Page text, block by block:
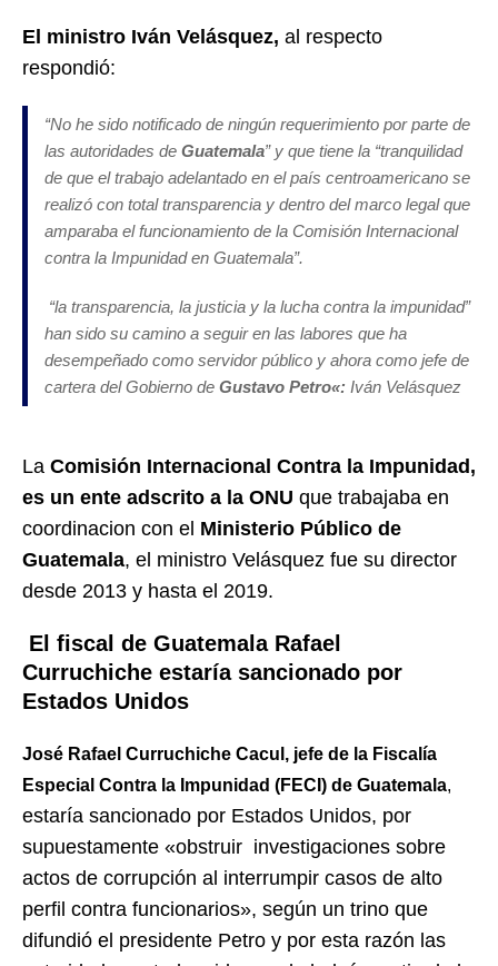
El ministro Iván Velásquez, al respecto
respondió:
“No he sido notificado de ningún requerimiento por parte de
las autoridades de Guatemala” y que tiene la “tranquilidad
de que el trabajo adelantado en el país centroamericano se
realizó con total transparencia y dentro del marco legal que
amparaba el funcionamiento de la Comisión Internacional
contra la Impunidad en Guatemala”.
“la transparencia, la justicia y la lucha contra la impunidad”
han sido su camino a seguir en las labores que ha
desempeñado como servidor público y ahora como jefe de
cartera del Gobierno de Gustavo Petro«: Iván Velásquez
La Comisión Internacional Contra la Impunidad,
es un ente adscrito a la ONU que trabajaba en
coordinacion con el Ministerio Público de
Guatemala, el ministro Velásquez fue su director
desde 2013 y hasta el 2019.
El fiscal de Guatemala Rafael
Curruchiche estaría sancionado por
Estados Unidos
José Rafael Curruchiche Cacul, jefe de la Fiscalía
Especial Contra la Impunidad (FECI) de Guatemala,
estaría sancionado por Estados Unidos, por
supuestamente «obstruir investigaciones sobre
actos de corrupción al interrumpir casos de alto
perfil contra funcionarios», según un trino que
difundió el presidente Petro y por esta razón las